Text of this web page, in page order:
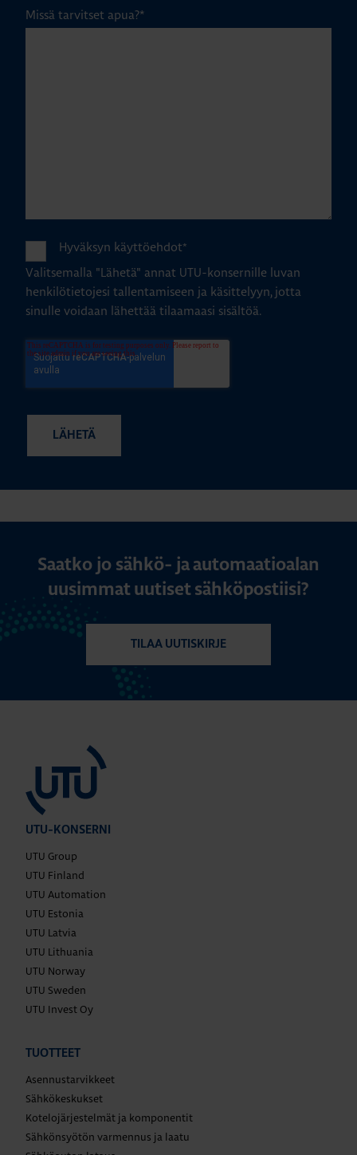
Missä tarvitset apua?*
Hyväksyn käyttöehdot*
Valitsemalla "Lähetä" annat UTU-konsernille luvan
henkilötietojesi tallentamiseen ja käsittelyyn, jotta
sinulle voidaan lähettää tilaamaasi sisältöä.
Saatko jo sähkö- ja automaatioalan
uusimmat uutiset sähköpostiisi?
TILAA UUTISKIRJE
UTU-KONSERNI
UTU Group
UTU Finland
UTU Automation
UTU Estonia
UTU Latvia
UTU Lithuania
UTU Norway
UTU Sweden
UTU Invest Oy
TUOTTEET
Asennustarvikkeet
Sähkökeskukset
Kotelojärjestelmät ja komponentit
Sähkönsyötön varmennus ja laatu